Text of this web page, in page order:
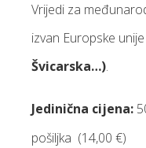
Vrijedi za
izvan Europske unije
Švicarska…).
Jedinična cijena:
pošiljka (14,00 €)